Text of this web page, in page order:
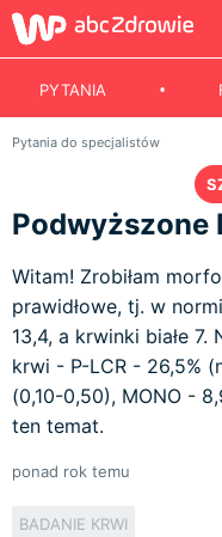
PYTANIA
Pytania do specjalistów
Podwyższone
Witam! Zrobiłam
prawidłowe, tj. w
13,4, a krwinki białe
krwi - P-LCR - 26,5%
(0,10-0,50), MONO -
ten temat.
ponad rok temu
BADANIE KRWI